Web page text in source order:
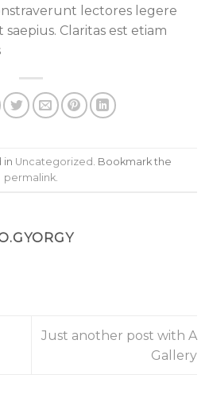
lectores legere
Claritas est etiam
in Uncategorized . Bookmark the
permalink
Just another post with A
Gallery